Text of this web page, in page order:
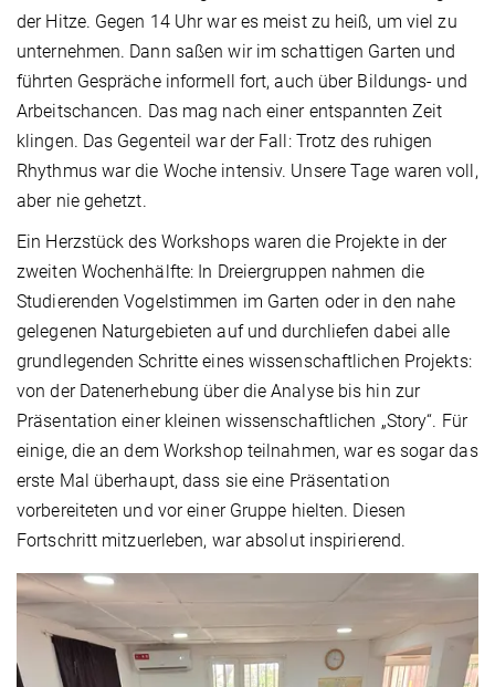
der Hitze. Gegen 14 Uhr war es meist zu heiß, um viel zu
unternehmen. Dann saßen wir im schattigen Garten und
führten Gespräche informell fort, auch über Bildungs- und
Arbeitschancen. Das mag nach einer entspannten Zeit
klingen. Das Gegenteil war der Fall: Trotz des ruhigen
Rhythmus war die Woche intensiv. Unsere Tage waren voll,
aber nie gehetzt.
Ein Herzstück des Workshops waren die Projekte in der
zweiten Wochenhälfte: In Dreiergruppen nahmen die
Studierenden Vogelstimmen im Garten oder in den nahe
gelegenen Naturgebieten auf und durchliefen dabei alle
grundlegenden Schritte eines wissenschaftlichen Projekts:
von der Datenerhebung über die Analyse bis hin zur
Präsentation einer kleinen wissenschaftlichen „Story“. Für
einige, die an dem Workshop teilnahmen, war es sogar das
erste Mal überhaupt, dass sie eine Präsentation
vorbereiteten und vor einer Gruppe hielten. Diesen
Fortschritt mitzuerleben, war absolut inspirierend.